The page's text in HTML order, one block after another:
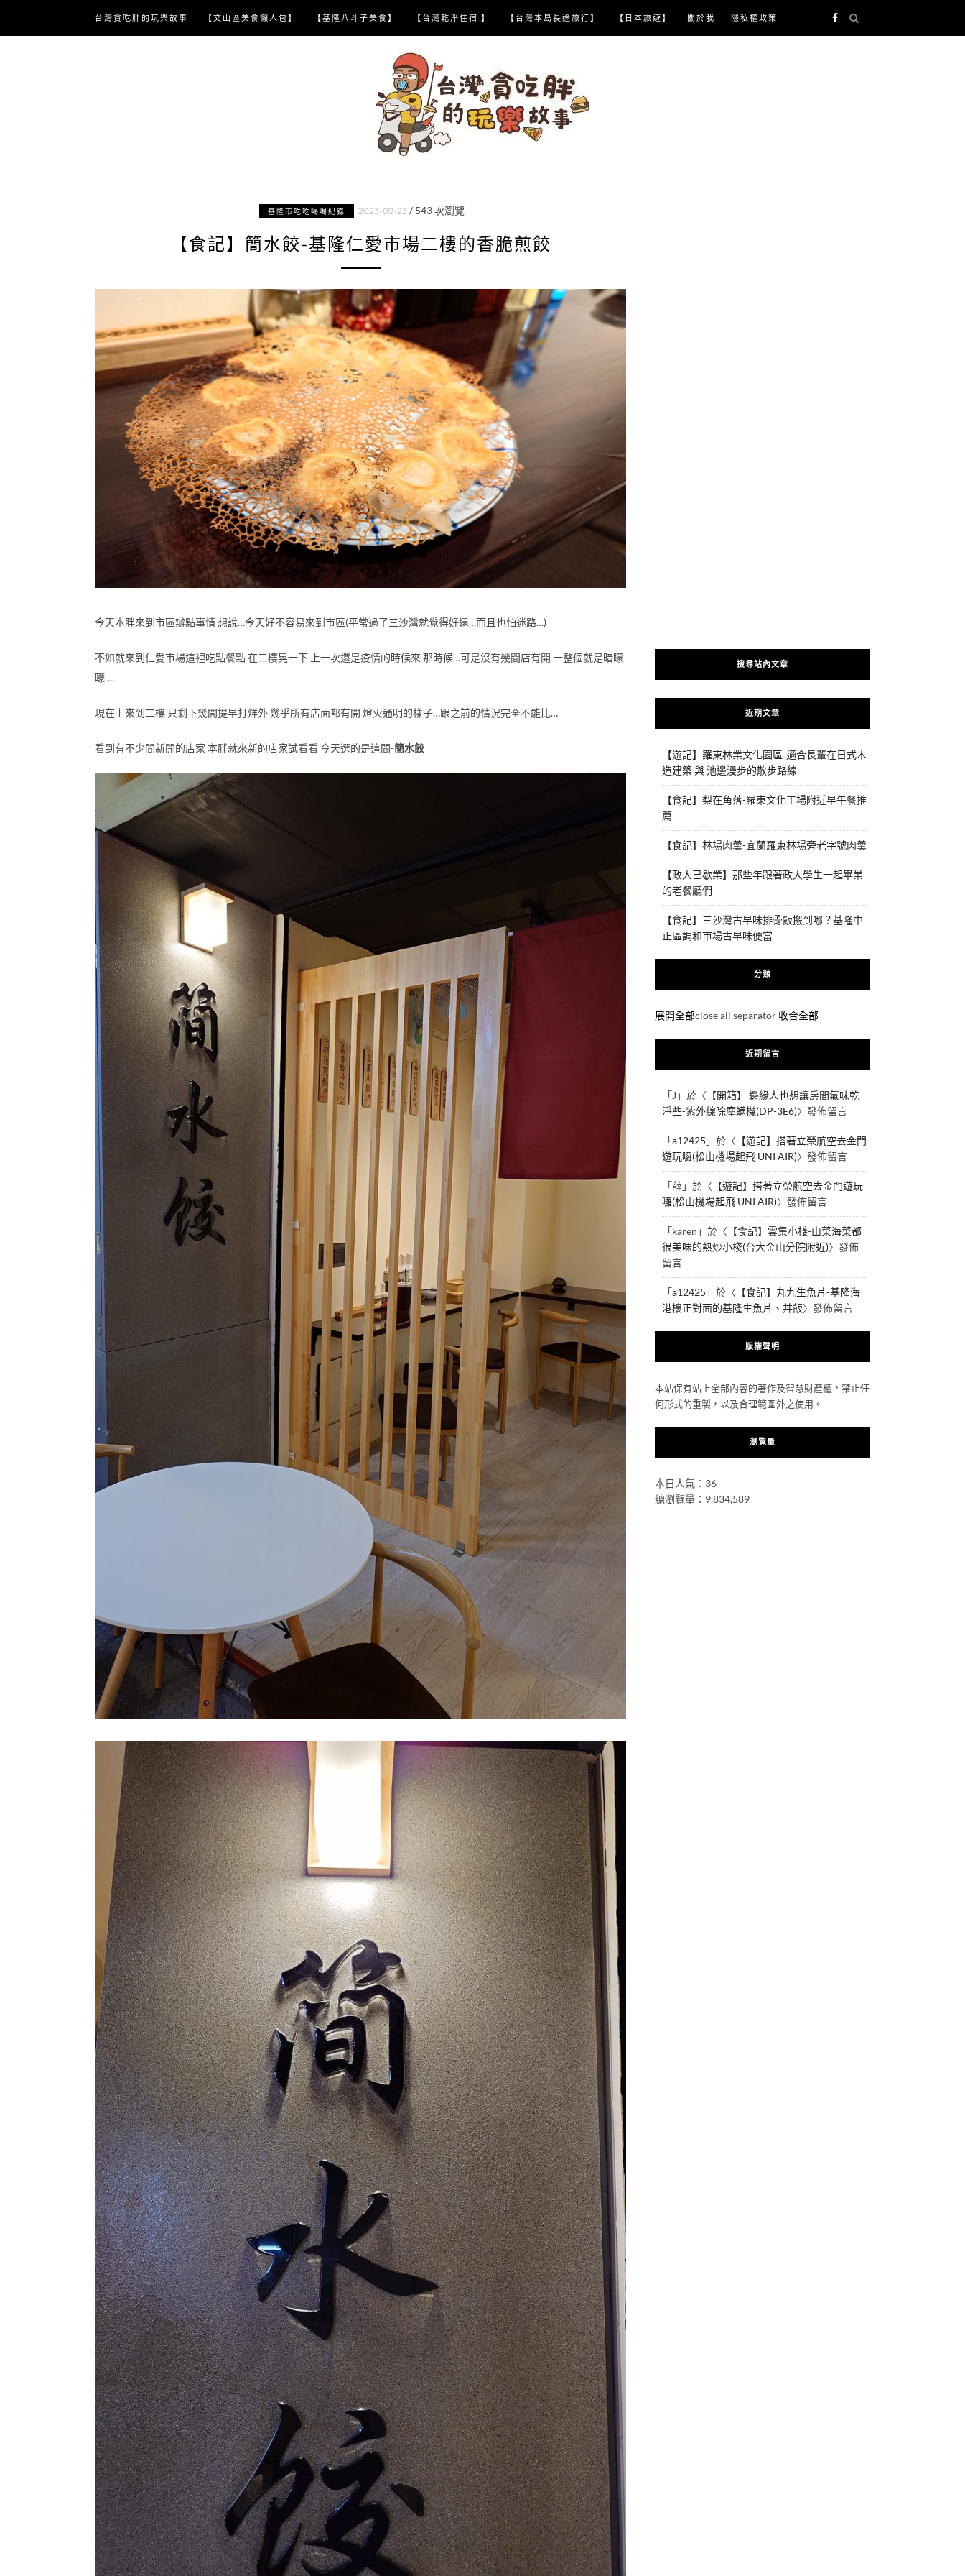
content
台灣貪吃胖的玩樂故事 【文山區美食懶人包】 【基隆八斗子美食】 【台灣乾淨住宿 】 【台灣本島長途旅行】 【日本旅遊】 關於我 隱私權政策
基隆市吃吃喝喝紀錄 2023-09-23 / 543次瀏覽
【食記】簡水餃-基隆仁愛市場二樓的香脆煎餃
今天本胖來到市區辦點事情 想說…今天好不容易來到市區(平常過了三沙灣就覺得好遠…而且也怕迷路…)
不如就來到仁愛市場這裡吃點餐點 在二樓晃一下 上一次還是疫情的時候來 那時候…可是沒有幾間店有開 一整個就是暗矇
矇….
現在上來到二樓 只剩下幾間提早打烊外 幾乎所有店面都有開 燈火通明的樣子…跟之前的情況完全不能比…
看到有不少間新開的店家 本胖就來新的店家試看看 今天選的是這間-簡水餃
搜尋站內文章
近期文章
【遊記】羅東林業文化園區-適合長輩在日式木
造建築 與 池邊漫步的散步路線
【食記】梨在角落-羅東文化工場附近早午餐推
薦
【食記】林場肉羹-宜蘭羅東林場旁老字號肉羹
【政大已歇業】那些年跟著政大學生一起畢業
的老餐廳們
【食記】三沙灣古早味排骨飯搬到哪？基隆中
正區調和市場古早味便當
分類
展開全部close all separator 收合全部
近期留言
「J 」於〈 【開箱】 邊緣人也想讓房間氣味乾
淨些-紫外線除塵螨機(DP-3E6)〉發佈留言
「a12425 」於〈 【遊記】搭著立榮航空去金門
遊玩囉(松山機場起飛 UNI AIR)〉發佈留言
「薛」於〈 【遊記】搭著立榮航空去金門遊玩
囉(松山機場起飛 UNI AIR)〉發佈留言
「karen 」於〈 【食記】雲集小棧-山菜海菜都
很美味的熱炒小棧(台大金山分院附近)〉發佈
留言
「a12425 」於〈 【食記】丸九生魚片-基隆海
港樓正對面的基隆生魚片、丼飯〉發佈留言
版權聲明
本站保有站上全部內容的著作及智慧財產權，禁止任
何形式的重製，以及合理範圍外之使用。
瀏覽量
本日人氣：36
總瀏覽量：9,834,589